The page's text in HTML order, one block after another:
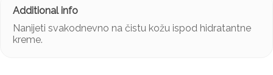
Nanijeti svakodnevno na čistu kožu ispod hidratantne
kreme.